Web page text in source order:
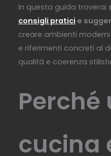
In questa guida troverai
consigli pratici e
creare ambienti
e riferimenti concreti al
qualità e coerenza
Perché
cucina